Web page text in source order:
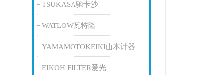
TSUKASA驰卡沙
WATLOW瓦特隆
YAMAMOTOKEIKI山本计器
EIKOH FILTER爱光